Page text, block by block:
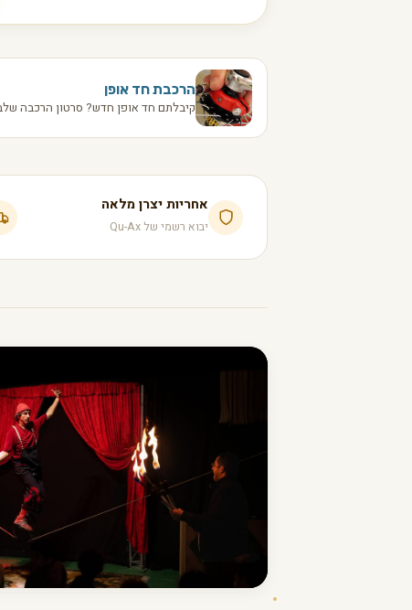
הרכבת חד אופן
קיבלתם חד אופן חדש? סרטון הרכבה
אחריות יצרן מלאה
יבוא רשמי של Qu-Ax